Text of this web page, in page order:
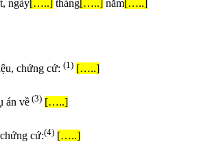
ngày[…..] tháng[…..] năm[…..]
chứng cứ: (1) […..]
án về(3) […..]
cứ:(4) […..]